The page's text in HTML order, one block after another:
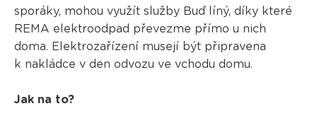
sporáky, mohou využít služby Buď líný, díky které
REMA elektroodpad převezme přímo u nich
doma. Elektrozařízení musejí být připravena
k nakládce v den odvozu ve vchodu domu.
Jak na to?